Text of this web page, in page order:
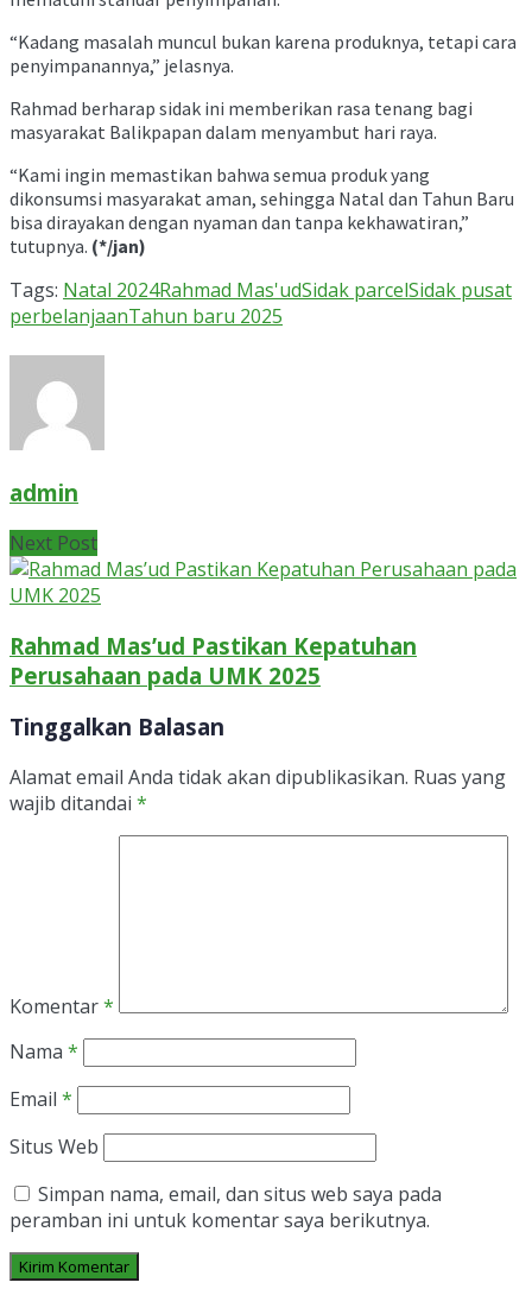
“Kadang masalah muncul bukan karena produknya, tetapi cara
penyimpanannya,” jelasnya.
Rahmad berharap sidak ini memberikan rasa tenang bagi
masyarakat Balikpapan dalam menyambut hari raya.
“Kami ingin memastikan bahwa semua produk yang
dikonsumsi masyarakat aman, sehingga Natal dan Tahun Baru
bisa dirayakan dengan nyaman dan tanpa kekhawatiran,”
tutupnya. (*/jan)
Tags: Natal 2024Rahmad Mas'udSidak parcelSidak pusat
perbelanjaanTahun baru 2025
admin
Next Post
Rahmad Mas’ud Pastikan Kepatuhan
Perusahaan pada UMK 2025
Tinggalkan Balasan
Alamat email Anda tidak akan dipublikasikan. Ruas yang
wajib ditandai *
Komentar*
Nama *
Email *
Situs Web
Simpan nama, email, dan situs web saya pada
peramban ini untuk komentar saya berikutnya.